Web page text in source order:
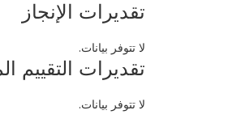
تقديرات الإنجاز
لا تتوفر بيانات.
تقديرات التقييم
لا تتوفر بيانات.